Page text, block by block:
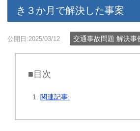
き３か月で解決した事案
公開日:2025/03/12 交通事故問題 解決事
■目次
関連記事: